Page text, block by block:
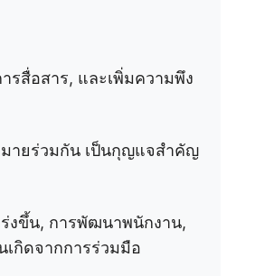
รสื่อสาร, และเพิ่มความพึง
มายร่วมกัน เป็นกุญแจสำคัญ
งขึ้น, การพัฒนาพนักงาน,
กิดจากการร่วมมือ